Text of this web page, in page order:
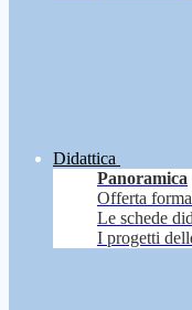
Didattica
Panoramica
Offerta
Le schede
I progetti